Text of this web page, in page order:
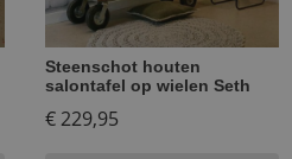
Steenschot houten
salontafel op wielen Seth
€229,95